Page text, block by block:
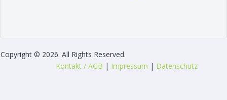
Copyright © 2026. All Rights Reserved.
Kontakt / AGB | Impressum | Datenschutz